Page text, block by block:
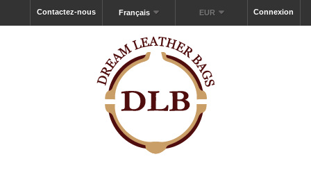
Connexion
EUR
Français
Contactez-nous